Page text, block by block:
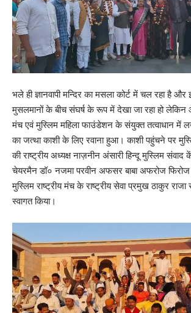
भले ही ज्ञानवापी मन्दिर का मसला कोर्ट में चल रहा है
मुसलमानों के बीच संघर्ष के रूप में देखा जा रहा हो लेकिन
मंच एवं मुस्लिम महिला फाउंडेशन के संयुक्त तत्वाधान
का जत्था काशी के लिए रवाना हुआ। काशी पहुंचने पर
की राष्ट्रीय अध्यक्ष नाज़नीन अंसारी हिन्दू मुस्लिम
चेयरमैन डॉ० नजमा परवीन अफसर बाबा अफरोज फिरोज
मुस्लिम राष्ट्रीय मंच के राष्ट्रीय सेवा प्रमुख ठाकुर राजा
स्वागत किया।